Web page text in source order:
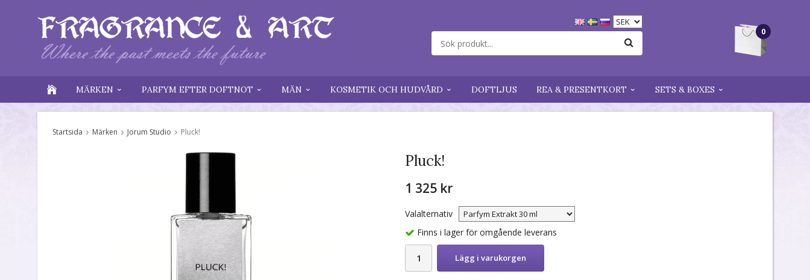
0
MÄRKEN PARFYM EFTER DOFTNOT MÄN KOSMETIK OCH HUDVÅRD DOFTLJUS REA & PRESENTKORT SETS & BOXES
Startsida Märken Jorum Studio Pluck!
Pluck!
1 325 kr
Valalternativ
Finns i lager för omgående leverans
Lägg i varukorgen